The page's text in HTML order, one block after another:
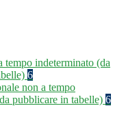
tempo indeterminato (da
6
non a tempo
pubblicare in tabelle) 6